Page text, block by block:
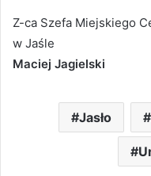
Z-ca Szefa Miejskiego
w Jaśle
Maciej Jagielski
Jasło